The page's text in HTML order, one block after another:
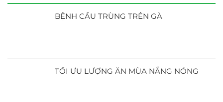
BỆNH CẦU TRÙNG TRÊN GÀ
TỐI ƯU LƯỢNG ĂN MÙA NẮNG NÓNG